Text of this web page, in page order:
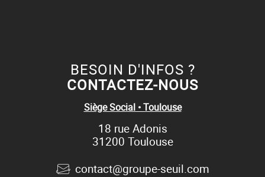
BESOIN D'INFOS ?
CONTACTEZ-NOUS
Siège Social • Toulouse
18 rue Adonis
31200 Toulouse
contact@groupe-seuil.com